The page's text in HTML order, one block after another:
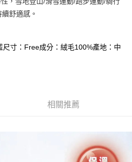
大哥大用戶可立即使用無須另外申請。
，訂單成立後會自動跳轉到大哥付的交易
況，表示未達大哥付你分期系統評分，恕無
哥付你分期」於每月結算日後寄送繳費提
擇「超商條碼／台灣大直營門市／銀行轉
綁卡、不需儲值。
認證，即可結帳。
享後付」後，將跳轉至「AFTEE先享後付」
舒適感。
寸：Free成分：絨毛100%產地：中
相關推薦